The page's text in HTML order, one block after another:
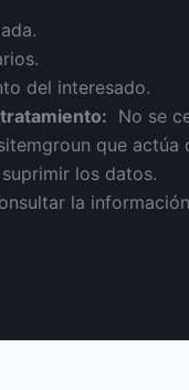
del interesado.
No se
que
los datos.
la